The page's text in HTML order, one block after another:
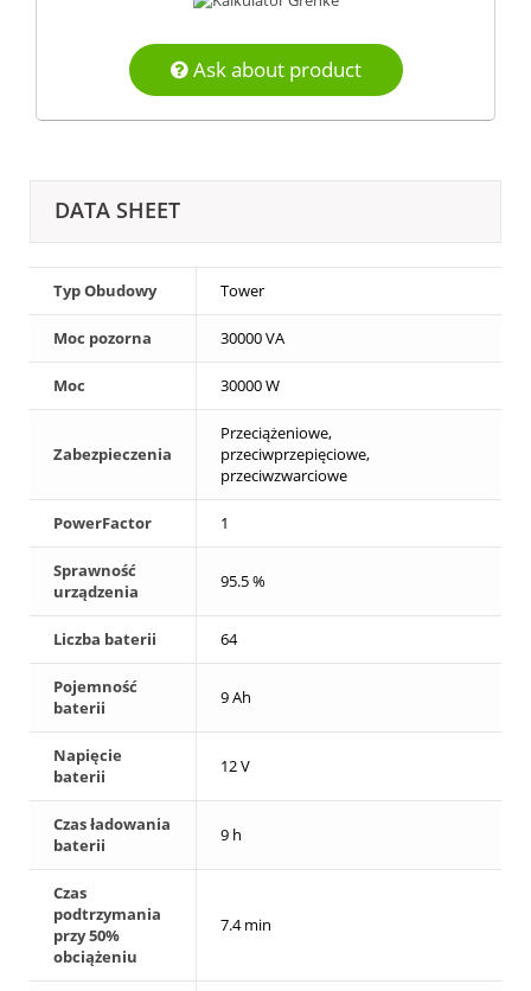
Ask about product
DATA SHEET
Typ Obudowy Tower
Moc pozorna 30000 VA
Moc 30000 W
Zabezpieczenia
Przeciążeniowe,
przeciwprzepięciowe,
przeciwzwarciowe
PowerFactor 1
Sprawność
urządzenia
95.5 %
Liczba baterii 64
Pojemność
baterii
9 Ah
Napięcie
baterii
12 V
Czas ładowania
baterii
9 h
Czas
podtrzymania
przy 50%
obciążeniu
7.4 min